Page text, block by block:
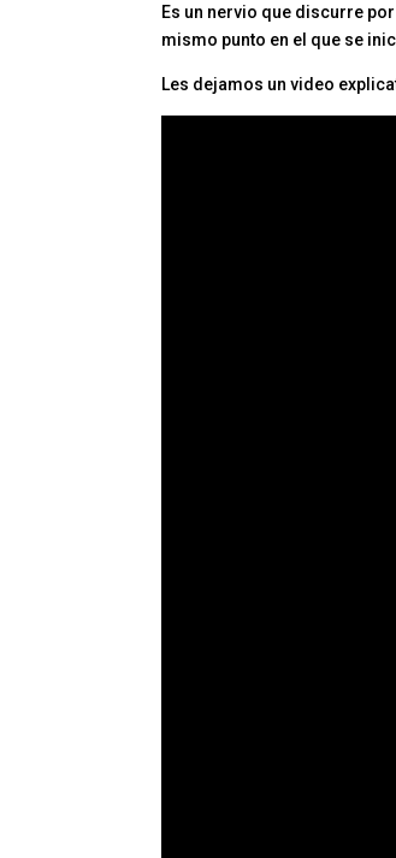
Es un nervio que discurre
mismo punto en el que se
Les dejamos un video